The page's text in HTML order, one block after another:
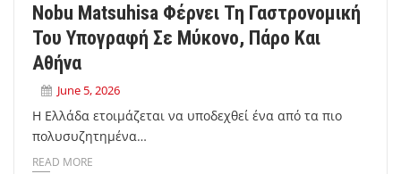
Nobu Matsuhisa Φέρνει Τη Γαστρονομική
Του Υπογραφή Σε Μύκονο, Πάρο Και
Αθήνα
June 5, 2026
Η Ελλάδα ετοιμάζεται να υποδεχθεί ένα από τα πιο
πολυσυζητημένα…
READ MORE